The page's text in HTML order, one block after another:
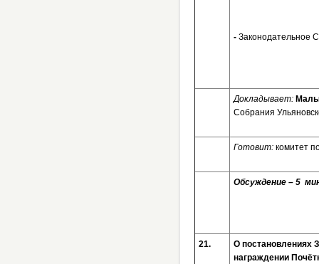
- Законодательное
Докладывает:
Собрания
Готовит: комитет
Обсуждение – 5
21.
О
награждении